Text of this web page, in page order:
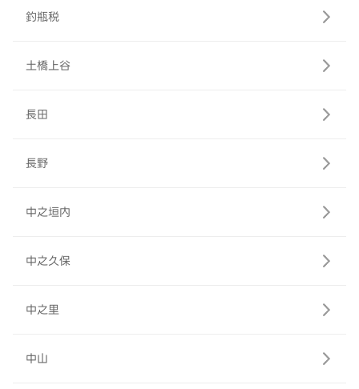
釣瓶税
土橋上谷
長田
長野
中之垣内
中之久保
中之里
中山